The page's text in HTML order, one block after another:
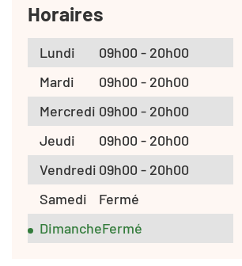
Horaires
Lundi
09h00 - 20h00
Mardi
09h00 - 20h00
Mercredi 09h00 - 20h00
Jeudi
09h00 - 20h00
Vendredi 09h00 - 20h00
Samedi
Fermé
DimancheFermé